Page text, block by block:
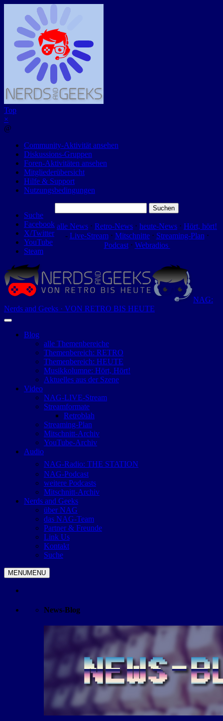
Top
×
@
Community-Aktivität ansehen
Diskussions-Gruppen
Foren-Aktivitäten ansehen
Mitgliederübersicht
Hilfe & Support
Nutzungsbedingungen
Suche
Facebook
X/Twitter
YouTube
Steam
nach:
alle News ⋅ Retro-News ⋅ heute-News ⋅ Hört, hört!
- Live-Stream⋅ Mitschnitte⋅ Streaming-Plan ⋅
Podcast⋅ Webradios
NAG:
Nerds and Geeks · VON RETRO BIS HEUTE
Blog
alle Themenbereiche
Themenbereich: RETRO
Themenbereich: HEUTE
Musikkolumne: Hört, Hört!
Aktuelles aus der Szene
Video
NAG-LIVE-Stream
Streamformate
Retroblah
Streaming-Plan
Mitschnitt-Archiv
YouTube-Archiv
Audio
NAG-Radio: THE STATION
NAG-Podcast
weitere Podcasts
Mitschnitt-Archiv
Nerds and Geeks
über NAG
das NAG-Team
Partner & Freunde
Link Us
Kontakt
Suche
MENUMENU
News-Blog